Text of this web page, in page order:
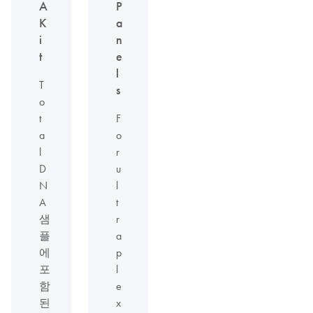
A
K
i
t
T
o
t
a
l
D
N
A
샘
플
에
포
함
된
P
a
n
e
l
s
F
o
r
u
l
t
r
a
p
l
e
x